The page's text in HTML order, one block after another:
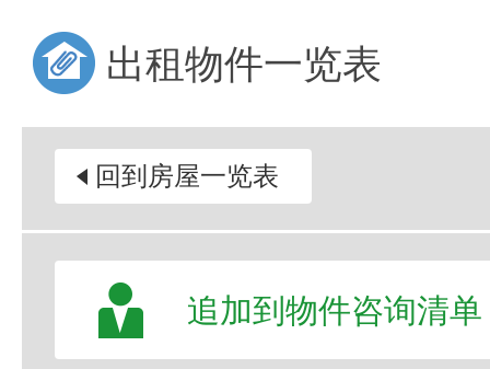
出租物件一览表
回到房屋一览表
追加到物件咨询清单